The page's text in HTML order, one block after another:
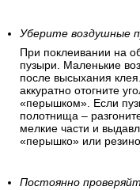
Уберите воздушные
При поклеивании на
пузыри. Маленькие
после высыхания
аккуратно отогните
«перышком». Если
полотнища –
мелкие части и
«перышко» или
Постоянно